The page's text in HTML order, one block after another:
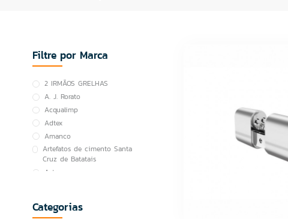
Filtre por Marca
2 IRMÃOS GRELHAS
A. J. Rorato
Acqualimp
Adtex
Amanco
Artefatos de cimento Santa
Cruz de Batatais
Astra
Atlas
Categorias